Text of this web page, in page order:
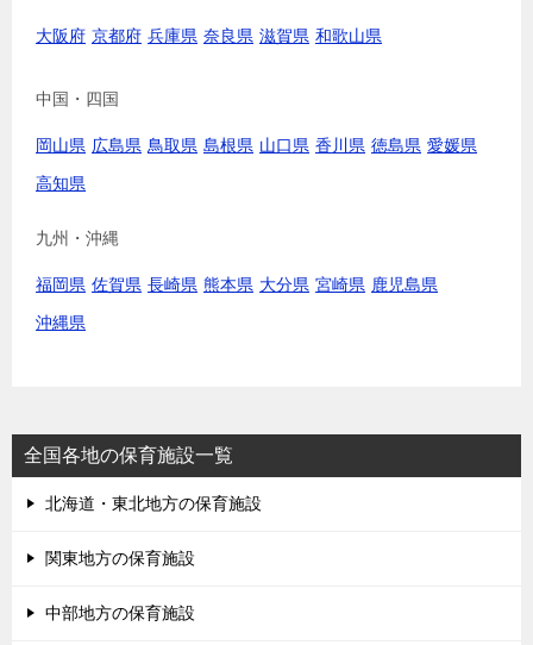
大阪府 京都府 兵庫県 奈良県 滋賀県 和歌山県
中国・四国
岡山県 広島県 鳥取県 島根県 山口県 香川県 徳島県 愛媛県
高知県
九州・沖縄
福岡県 佐賀県 長崎県 熊本県 大分県 宮崎県 鹿児島県
沖縄県
全国各地の保育施設一覧
北海道・東北地方の保育施設
関東地方の保育施設
中部地方の保育施設